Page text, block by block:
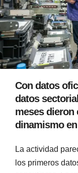
Con datos
datos
meses dieron
dinamismo
La actividad
los primeros